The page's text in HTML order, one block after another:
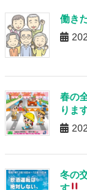
働き
春の
りま
冬の